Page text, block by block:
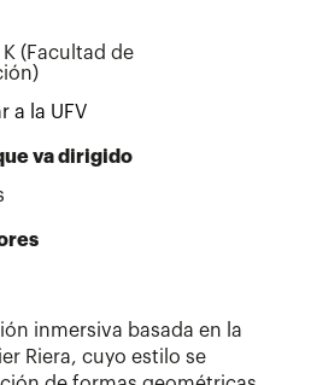
(Facultad de
a la UFV
va dirigido
inmersiva basada en la
Riera, cuyo estilo se